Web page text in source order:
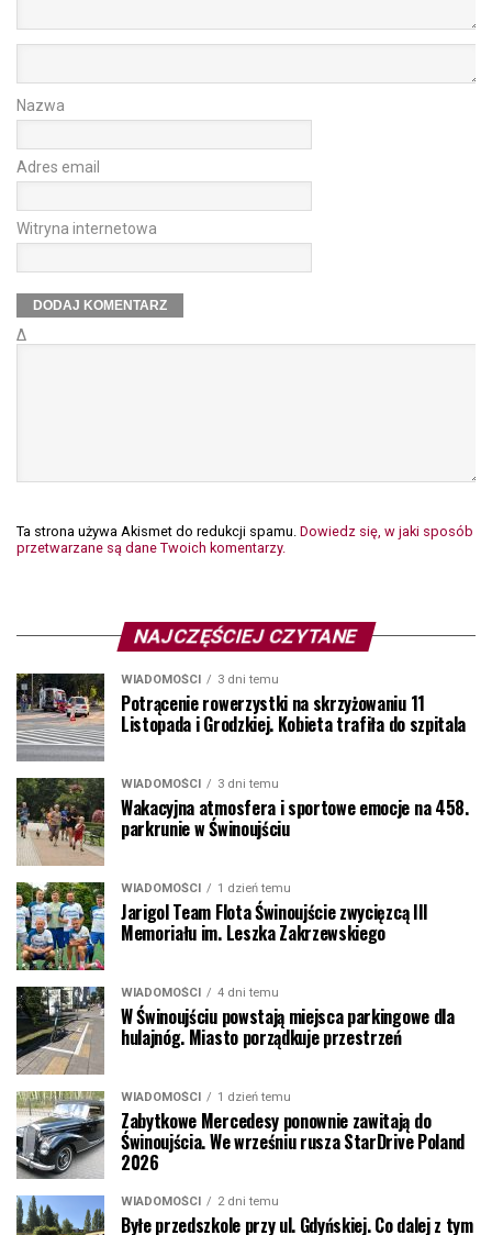
Nazwa
Adres email
Witryna internetowa
Δ
Ta strona używa Akismet do redukcji spamu. Dowiedz się, w jaki sposób
przetwarzane są dane Twoich komentarzy.
NAJCZĘŚCIEJ CZYTANE
WIADOMOŚCI 3 dni temu
Potrącenie rowerzystki na skrzyżowaniu 11
Listopada i Grodzkiej. Kobieta trafiła do szpitala
WIADOMOŚCI 3 dni temu
Wakacyjna atmosfera i sportowe emocje na 458.
parkrunie w Świnoujściu
WIADOMOŚCI 1 dzień temu
Jarigol Team Flota Świnoujście zwycięzcą III
Memoriału im. Leszka Zakrzewskiego
WIADOMOŚCI 4 dni temu
W Świnoujściu powstają miejsca parkingowe dla
hulajnóg. Miasto porządkuje przestrzeń
WIADOMOŚCI 1 dzień temu
Zabytkowe Mercedesy ponownie zawitają do
Świnoujścia. We wrześniu rusza StarDrive Poland
2026
WIADOMOŚCI 2 dni temu
Byłe przedszkole przy ul. Gdyńskiej. Co dalej z tym